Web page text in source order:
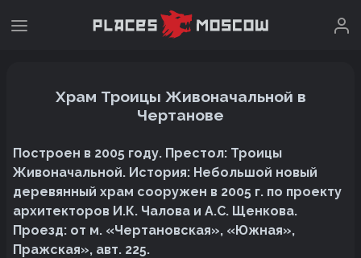
Храм Троицы Живоначальной в
Чертанове
Построен в 2005 году. Престол: Троицы
Живоначальной. История: Небольшой новый
деревянный храм сооружен в 2005 г. по проекту
архитекторов И.К. Чалова и А.С. Щенкова.
Проезд: от м. «Чертановская», «Южная»,
Пражская», авт. 225.